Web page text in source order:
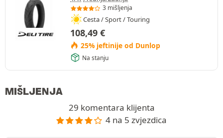
3 mišljenja
Cesta / Sport / Touring
108,49 €
25% jeftinije od Dunlop
Na stanju
MIŠLJENJA
29 komentara klijenta
4 na 5 zvjezdica